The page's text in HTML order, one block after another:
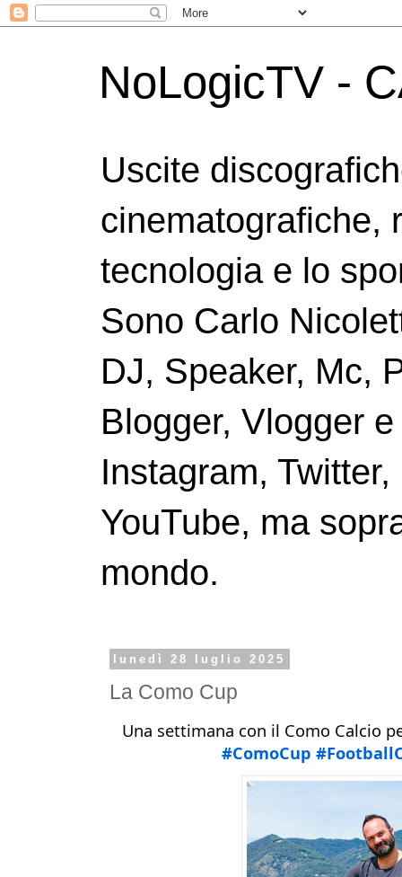
NoLogicTV -
Uscite
cinematografiche,
tecnologia e lo
Sono Carlo
DJ, Speaker, Mc,
Blogger, Vlogger
Instagram,
YouTube, ma
mondo.
lunedì 28 luglio 2025
La Como Cup
Una settimana con il Como Calcio
#ComoCup